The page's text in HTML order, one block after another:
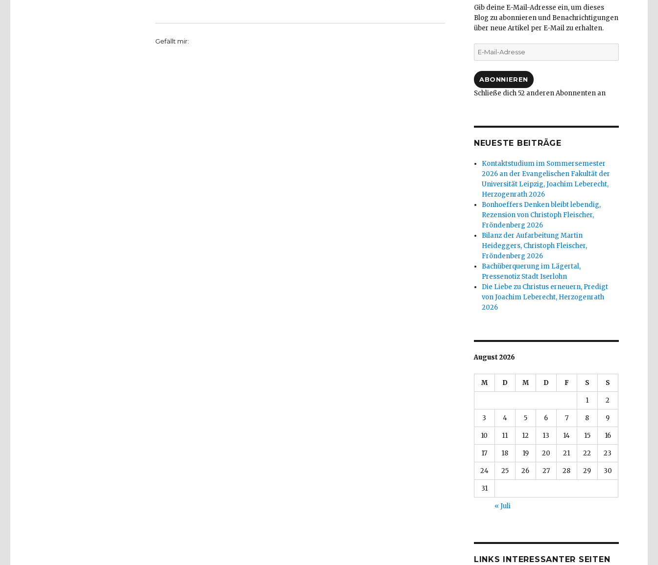
Gefällt mir:
Gib deine E-Mail-Adresse ein, um dieses
Blog zu abonnieren und Benachrichtigungen
über neue Artikel per E-Mail zu erhalten.
E-
Mail-
ABONNIEREN
Schließe dich 52 anderen Abonnenten an
NEUESTE BEITRÄGE
Kontaktstudium im Sommersemester
2026 an der Evangelischen Fakultät der
Universität Leipzig, Joachim Leberecht,
Herzogenrath 2026
Bonhoeffers Denken bleibt lebendig,
Rezension von Christoph Fleischer,
Fröndenberg 2026
Bilanz der Aufarbeitung Martin
Heideggers, Christoph Fleischer,
Fröndenberg 2026
Bachüberquerung im Lägertal,
Pressenotiz Stadt Iserlohn
Die Liebe zu Christus erneuern, Predigt
von Joachim Leberecht, Herzogenrath
2026
August 2026
M D M D F S S
1 2
3 4 5 6 7 8 9
10 11 12 13 14 15 16
17 18 19 20 21 22 23
24 25 26 27 28 29 30
31
« Juli
LINKS INTERESSANTER SEITEN